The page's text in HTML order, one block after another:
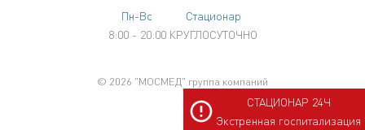
Пн-Вс
8:00 - 20:00
Стационар
КРУГЛОСУТОЧНО
© 2026 "МОСМЕД" группа компаний
СТАЦИОНАР 24Ч
Экстренная госпитализация